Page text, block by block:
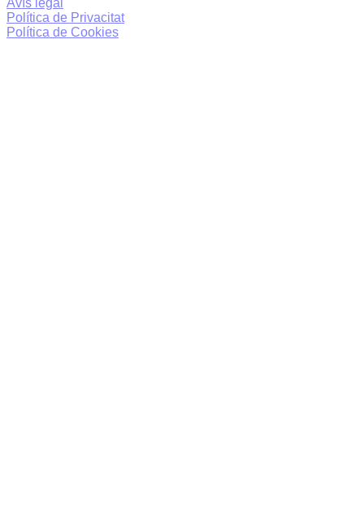
Avís legal
Política de Privacitat
Política de Cookies